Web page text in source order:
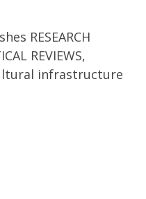
RESEARCH
REVIEWS,
infrastructure